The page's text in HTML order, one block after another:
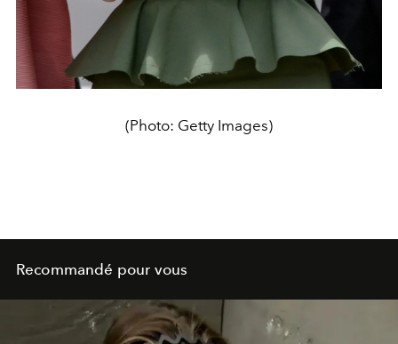
(Photo: Getty Images)
Recommandé pour vous